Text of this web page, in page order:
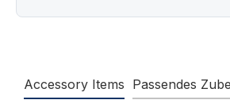
Accessory Items Passendes